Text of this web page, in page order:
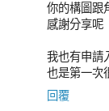
你的構圖跟
感謝分享呢
我也有申請
也是第一次
回覆